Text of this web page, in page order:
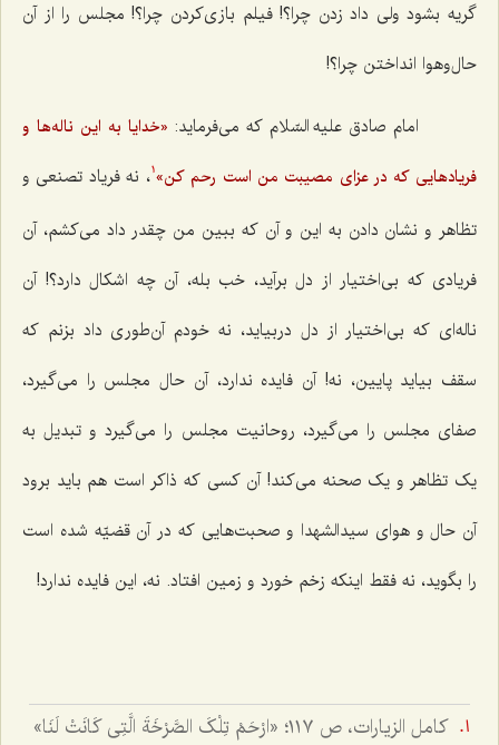
گریه بشود ولی داد زدن چرا؟! فیلم بازی‌کردن چرا؟! مجلس را از آن
حال‌وهوا انداختن چرا؟!
امام صادق علیه السّلام که می‌فرماید: «خدایا به این ناله‌ها و
فریادهایی که در عزای مصیبت من است رحم کن»1، نه فریاد تصنعی و
تظاهر و نشان دادن به این و آن که ببین من چقدر داد می‌کشم، آن
فریادی که بی‌اختیار از دل برآید، خب بله، آن چه اشکال دارد؟! آن
ناله‌ای که بی‌اختیار از دل دربیاید، نه خودم آن‌طوری داد بزنم که
سقف بیاید پایین، نه! آن فایده ندارد، آن حال مجلس را می‌گیرد،
صفای مجلس را می‌گیرد، روحانیت مجلس را می‌گیرد و تبدیل به
یک تظاهر و یک صحنه می‌کند! آن کسی که ذاکر است هم باید برود
آن حال و هوای سیدالشهدا و صحبت‌هایی که در آن قضیّه شده است
را بگوید، نه فقط اینکه زخم خورد و زمین افتاد. نه، این فایده ندارد!
کامل الزیارات، ص ١١٧؛ «ارْحَمْ تِلْکَ الصَّرْخَةَ الَّتِی کَانَتْ لَنَا»